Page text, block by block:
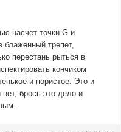
насчет точки G и
блаженный трепет,
перестань рыться в
кончиком
и пористое. Это и
брось это дело и